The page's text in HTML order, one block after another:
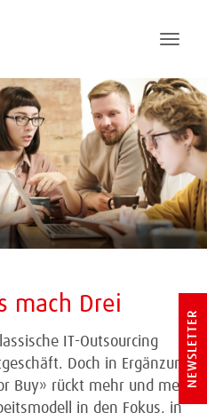
Toggle
mach Drei
IT-Outsourcing
Doch in Ergänzung
Buy» rückt mehr und mehr
in den Fokus, in
NEWSLETTER